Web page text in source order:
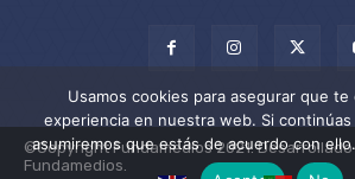
©Copyright Fundamedios 2021.
Fundamedios.
Usamos cookies para asegurar que te
experiencia en nuestra web. Si
asumiremos que estás de acuerdo con